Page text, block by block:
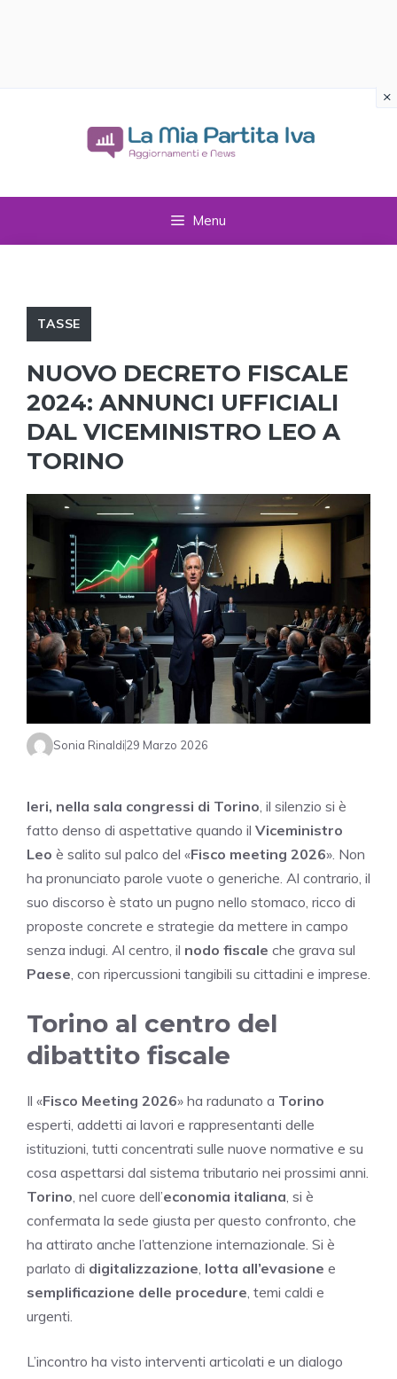
Menu
TASSE
NUOVO DECRETO FISCALE
2024: ANNUNCI UFFICIALI
DAL VICEMINISTRO LEO A
TORINO
Sonia Rinaldi29 Marzo 2026
Ieri, nella sala congressi di Torino , il silenzio si è
fatto denso di aspettative quando il Viceministro
Leo è salito sul palco del «Fisco meeting 2026». Non
ha pronunciato parole vuote o generiche. Al contrario, il
suo discorso è stato un pugno nello stomaco, ricco di
proposte concrete e strategie da mettere in campo
senza indugi. Al centro, il nodo fiscale che grava sul
Paese , con ripercussioni tangibili su cittadini e imprese.
Torino al centro del
dibattito fiscale
Il «Fisco Meeting 2026» ha radunato a Torino
esperti, addetti ai lavori e rappresentanti delle
istituzioni, tutti concentrati sulle nuove normative e su
cosa aspettarsi dal sistema tributario nei prossimi anni.
Torino , nel cuore dell’economia italiana , si è
confermata la sede giusta per questo confronto, che
ha attirato anche l’attenzione internazionale. Si è
parlato di digitalizzazione lotta all’evasione e
semplificazione delle procedure , temi caldi e
urgenti.
L’incontro ha visto interventi articolati e un dialogo
×